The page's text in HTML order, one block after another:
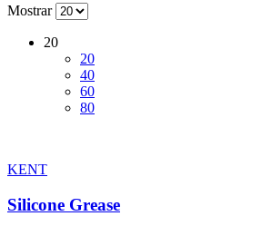
Mostrar
20
20
40
60
80
KENT
Silicone Grease